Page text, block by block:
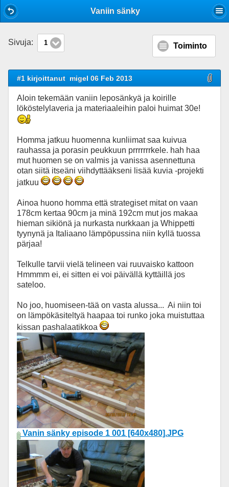
Vaniin sänky
Sivuja: 1 Toiminto
#1 kirjoittanut migel 06 Feb 2013
Aloin tekemään vaniin leposänkyä ja koirille
lököstelylaveria ja materiaaleihin paloi huimat 30e!
Homma jatkuu huomenna kunliimat saa kuivua
rauhassa ja porasin peukkuun prrrrrrrkele. hah haa
mut huomen se on valmis ja vanissa asennettuna
otan siitä itseäni viihdyttääkseni lisää kuvia -projekti
jatkuu
Ainoa huono homma että strategiset mitat on vaan
178cm kertaa 90cm ja minä 192cm mut jos makaa
hieman sikiönä ja nurkasta nurkkaan ja Whippetti
tyynynä ja Italiaano lämpöpussina niin kyllä tuossa
pärjaa!
Telkulle tarvii vielä telineen vai ruuvaisko kattoon
Hmmmm ei, ei sitten ei voi päivällä kyttäillä jos
sateloo.
No joo, huomiseen-tää on vasta alussa... Ai niin toi
on lämpökäsiteltyä haapaa toi runko joka muistuttaa
kissan pashalaatikkoa
Vanin sänky episode 1 001 [640x480].JPG